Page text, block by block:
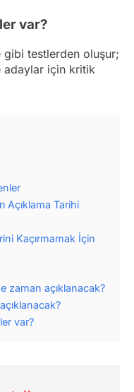
var?
gibi testlerden oluşur;
adaylar için kritik
Açıklama Tarihi
Kaçırmamak İçin
zaman açıklanacak?
var?